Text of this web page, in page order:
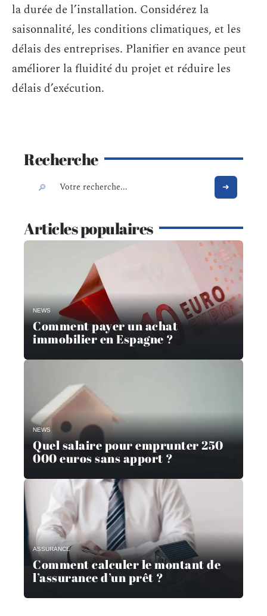
la durée de l’installation. Considérez la
saisonnalité, les conditions climatiques, et les
délais des entreprises. Planifier en avance peut
améliorer la fluidité du projet et réduire les
délais d’exécution.
Recherche
Articles populaires
NEWS
Comment payer un achat
immobilier en Espagne ?
NEWS
Quel salaire pour emprunter 250
000 euros sans apport ?
ASSURANCE
Comment calculer le montant de
l’assurance d’un prêt ?